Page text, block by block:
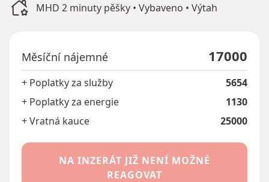
MHD 2 minuty pěšky • Vybaveno • Výtah
Měsíční nájemné 17000
+ Poplatky za služby
5654
+ Poplatky za energie
1130
+ Vratná kauce
25000
NA INZERÁT JIŽ NENÍ MOŽNÉ
REAGOVAT